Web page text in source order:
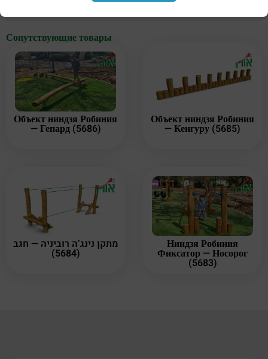
Сопутствующие товары
Объект ниндзя Робиния
— Гепард (5686)
Объект ниндзя Робиния
— Кенгуру (5685)
מתקן נינג’ה רוביניה — חגב
(5684)
Ниндзя Робиния
Фиксатор — Носорог
(5683)